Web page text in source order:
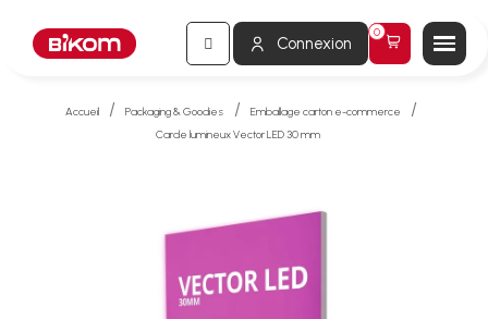
Connexion
Accueil Packaging & Goodies
Emballage carton e-commerce
Carde lumineux Vector LED 30 mm